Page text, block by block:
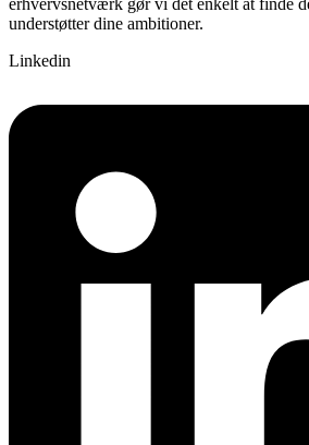
erhvervsnetværk gør vi det enkelt at finde
understøtter dine ambitioner.
Linkedin